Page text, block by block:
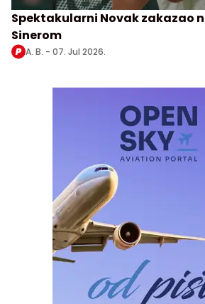
Spektakularni Novak zakazao
Sinerom
A. B. - 07. Jul 2026.